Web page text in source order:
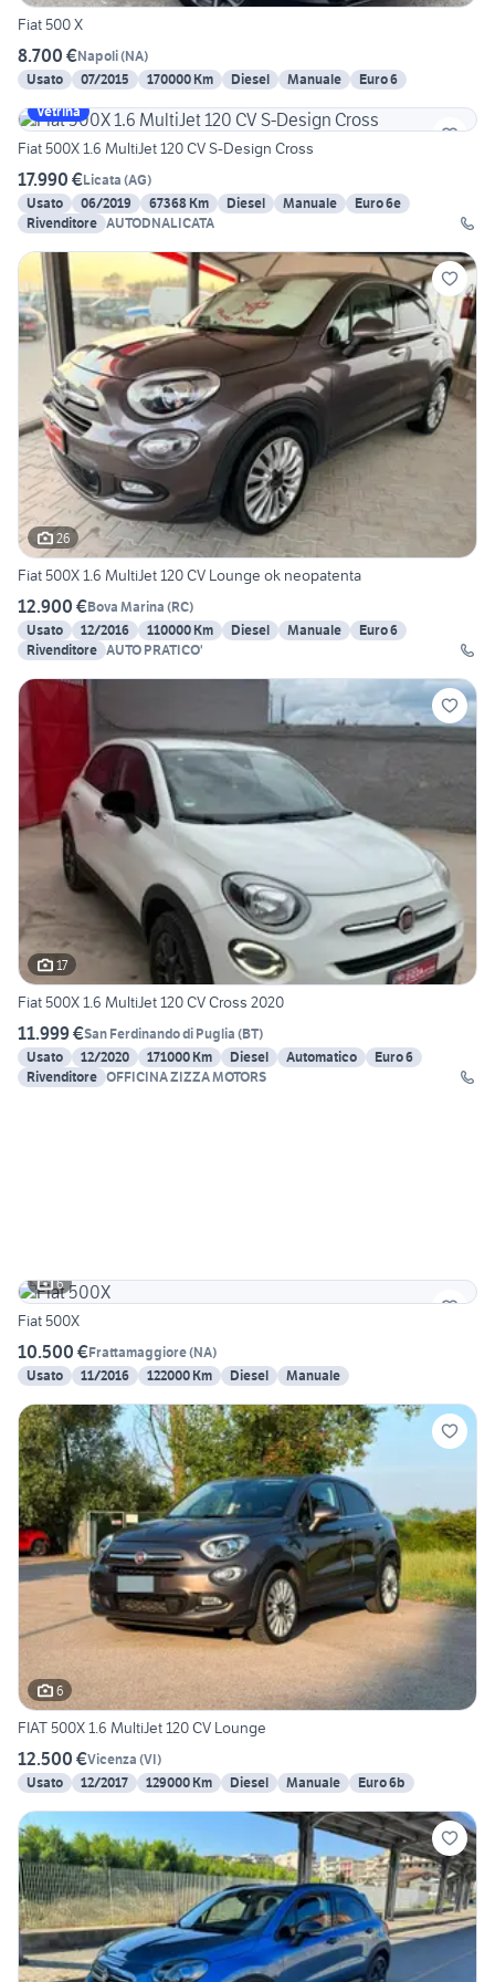
Fiat 500 X
8.700 €Napoli(NA)
Usato
07/2015 170000 Km Diesel Manuale
Euro 6
Vetrina
Fiat 500X 1.6 MultiJet 120 CV S-Design Cross
17.990 €Licata (AG)
Usato
06/2019 67368 Km Diesel Manuale
Euro 6e
Rivenditore AUTODNALICATA
26
Fiat 500X 1.6 MultiJet 120 CV Lounge ok neopatenta
12.900 €Bova Marina (RC)
Usato
12/2016 110000 Km Diesel Manuale
Euro 6
Rivenditore AUTO PRATICO'
17
Fiat 500X 1.6 MultiJet 120 CV Cross 2020
11.999 €San Ferdinando di Puglia (BT)
Usato
12/2020 171000 Km Diesel Automatico
Euro 6
Rivenditore OFFICINA ZIZZA MOTORS
6
Fiat 500X
10.500 €Frattamaggiore(NA)
Usato
11/2016 122000 Km Diesel Manuale
6
FIAT 500X 1.6 MultiJet 120 CV Lounge
12.500 €Vicenza (VI)
Usato
12/2017 129000 Km Diesel Manuale Euro 6b